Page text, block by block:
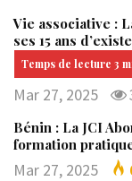
Vie associative :
ses 15 ans
Mar 27, 2025
Bénin : La JCI
formation
Mar 27, 2025